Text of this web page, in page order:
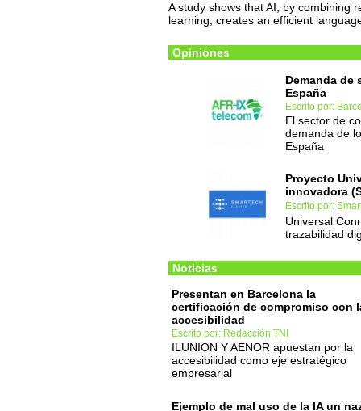
A study shows that AI, by combining
learning, creates an efficient
Opiniones
Demanda de
España
Escrito por:
El sector de
demanda de
España
Proyecto
innovadora
Escrito por:
Universal
trazabilidad
Noticias
Presentan en Barcelona la
certificación de compromiso con
accesibilidad
Escrito por: Redacción TNI
ILUNION Y AENOR apuestan por la
accesibilidad como eje estratégico
empresarial
Ejemplo de mal uso de la IA un